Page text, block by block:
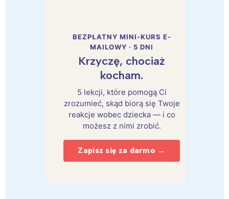
BEZPŁATNY MINI-KURS E-
MAILOWY · 5 DNI
Krzyczę, chociaż
kocham.
5 lekcji, które pomogą Ci
zrozumieć, skąd biorą się Twoje
reakcje wobec dziecka — i co
możesz z nimi zrobić.
Zapisz się za darmo →